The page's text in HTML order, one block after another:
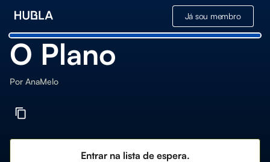
Já sou membro
O Plano
Por AnaMelo
Entrar na lista de espera.